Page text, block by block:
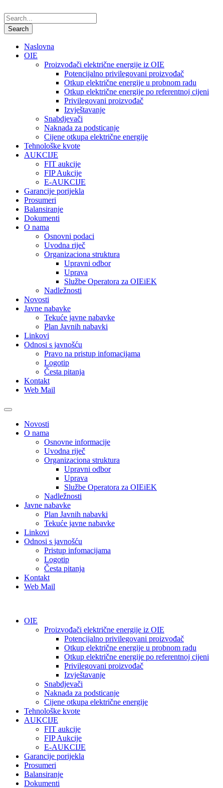
Naslovna
OIE
Proizvođači električne energije iz OIE
Potencijalno privilegovani proizvođač
Otkup električne energije u probnom radu
Otkup električne energije po referentnoj cijeni
Privilegovani proizvođač
Izvještavanje
Snabdjevači
Naknada za podsticanje
Cijene otkupa električne energije
Tehnološke kvote
AUKCIJE
FIT aukcije
FIP Aukcije
E-AUKCIJE
Garancije porijekla
Prosumeri
Balansiranje
Dokumenti
O nama
Osnovni podaci
Uvodna riječ
Organizaciona struktura
Upravni odbor
Uprava
Službe Operatora za OIEiEK
Nadležnosti
Novosti
Javne nabavke
Tekuće javne nabavke
Plan Javnih nabavki
Linkovi
Odnosi s javnošću
Pravo na pristup infomacijama
Logotip
Česta pitanja
Kontakt
Web Mail
Novosti
O nama
Osnovne informacije
Uvodna riječ
Organizaciona struktura
Upravni odbor
Uprava
Službe Operatora za OIEiEK
Nadležnosti
Javne nabavke
Plan Javnih nabavki
Tekuće javne nabavke
Linkovi
Odnosi s javnošću
Pristup infomacijama
Logotip
Česta pitanja
Kontakt
Web Mail
OIE
Proizvođači električne energije iz OIE
Potencijalno privilegovani proizvođač
Otkup električne energije u probnom radu
Otkup električne energije po referentnoj cijeni
Privilegovani proizvođač
Izvještavanje
Snabdjevači
Naknada za podsticanje
Cijene otkupa električne energije
Tehnološke kvote
AUKCIJE
FIT aukcije
FIP Aukcije
E-AUKCIJE
Garancije porijekla
Prosumeri
Balansiranje
Dokumenti